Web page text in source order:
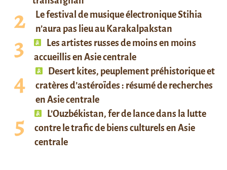
Le festival de musique électronique Stihia
n’aura pas lieu au Karakalpakstan
Les artistes russes de moins en moins
accueillis en Asie centrale
Desert kites, peuplement préhistorique et
cratères d’astéroïdes : résumé de recherches
en Asie centrale
L’Ouzbékistan, fer de lance dans la lutte
contre le trafic de biens culturels en Asie
centrale